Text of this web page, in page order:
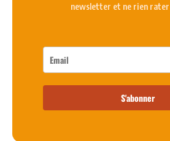
newsletter et ne rien
S'abonner